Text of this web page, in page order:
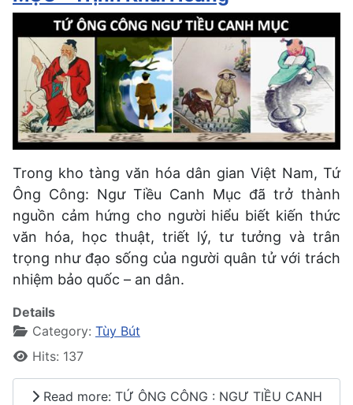
Trong kho tàng văn hóa dân gian Việt Nam, Tứ
Ông Công: Ngư Tiều Canh Mục đã trở thành
nguồn cảm hứng cho người hiểu biết kiến thức
văn hóa, học thuật, triết lý, tư tưởng và trân
trọng như đạo sống của người quân tử với trách
nhiệm bảo quốc – an dân.
Details
Category: Tùy Bút
Hits: 137
Read more: TỨ ÔNG CÔNG : NGƯ TIỀU CANH